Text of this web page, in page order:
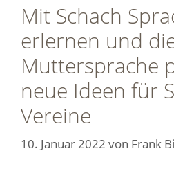
Mit Schach
erlernen und
Muttersprache
neue Ideen für
Vereine
10. Januar 2022 von Frank